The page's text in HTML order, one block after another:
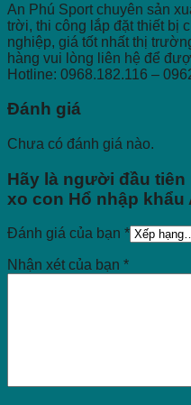
An Phú Sport chuyên sản
trời, thi công lắp đặt thiết bị
nghiệp, giá tốt nhất thị
hàng vui lòng liên hệ để
Hotline: 0968.182.116 –
Đánh giá
Chưa có đánh giá nào.
Hãy là người đầu tiên
xo con Hổ nhập khẩu
Đánh giá của bạn *
Nhận xét của bạn *